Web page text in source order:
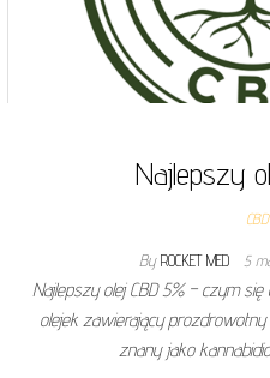
Najlepszy
CBD
By ROCKET MED 5
Najlepszy olej CBD 5% – czym
olejek zawierający
znany jako